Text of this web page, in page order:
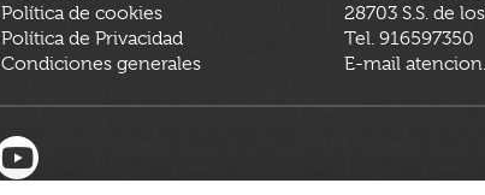
Política de cookies
Política de Privacidad
Condiciones generales
28703 S.S. de
Tel. 916597350
E-mail